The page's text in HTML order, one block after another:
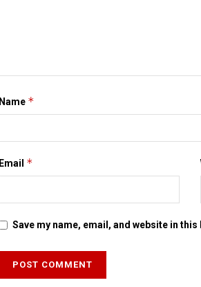
Name *
Email *
Save my name, email, and website in